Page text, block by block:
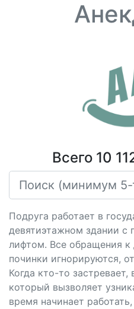
Всего 10
Подруга работает в
девятиэтажном здании
лифтом. Все обращения к
починки игнорируются,
Когда кто-то
который вызволяет
время начинает